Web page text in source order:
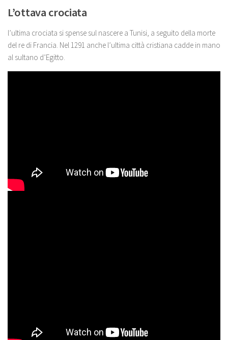
L’ottava crociata
l’ultima crociata si spense sul nascere a Tunisi, a seguito della morte
del re di Francia. Nel 1291 anche l’ultima città cristiana cadde in mano
al sultano d’Egitto.